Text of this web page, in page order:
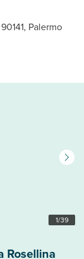
Palermo
1/39
Rosellina